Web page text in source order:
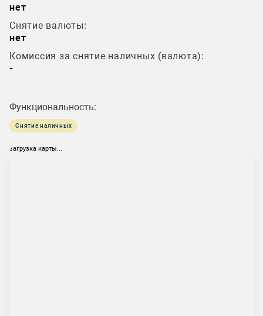
нет
Снятие валюты:
нет
Комиссия за снятие наличных (валюта):
-
Функциональность:
Снятие наличных
загрузка карты...